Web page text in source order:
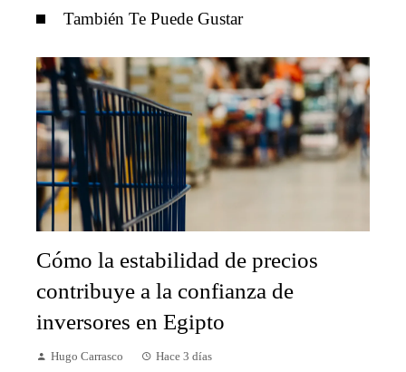
También Te Puede Gustar
Cómo la estabilidad de precios
contribuye a la confianza de
inversores en Egipto
Hugo Carrasco Hace 3 días